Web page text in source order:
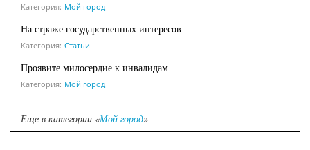
Категория: Мой город
На страже государственных интересов
Категория: Статьи
Проявите милосердие к инвалидам
Категория: Мой город
Еще в категории «Мой город»